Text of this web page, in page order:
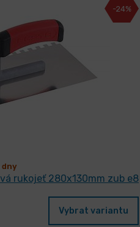
-24%
dny
rukojeť 280x130mm zub e8
Vybrat variantu